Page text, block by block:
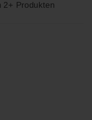
2+ Produkten